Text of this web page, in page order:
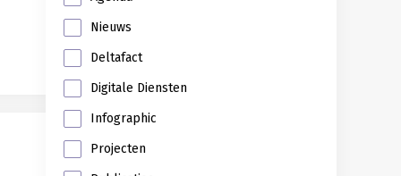
Nieuws
Deltafact
Digitale Diensten
Infographic
Projecten